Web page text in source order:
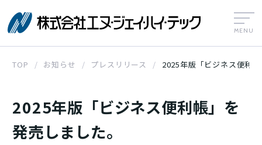
TOP お知らせ プレスリリース 2025年版「ビジネス便利
2025年版「ビジネス便利帳」を
発売しました。